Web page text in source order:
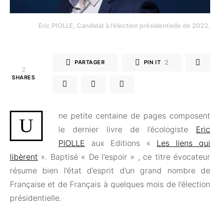
Eric PIOLLE, Candidat à l’élection présidentielle de 2022.
2
SHARES
PARTAGER PIN IT 2
U
ne petite centaine de pages composent
le dernier livre de l’écologiste Eric
PIOLLE aux Editions « Les liens qui
libèrent ». Baptisé « De l’espoir » , ce titre évocateur
résume bien l’état d’esprit d’un grand nombre de
Française et de Français à quelques mois de l’élection
présidentielle.